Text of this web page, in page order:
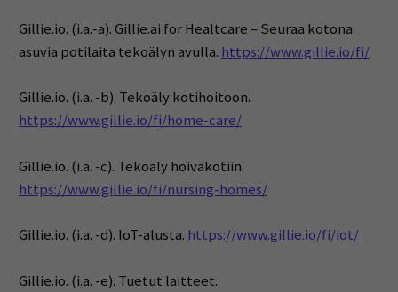
Gillie.io. (i.a.-a). Gillie.ai for Healtcare – Seuraa kotona
asuvia potilaita tekoälyn avulla. https://www.gillie.io/fi/
Gillie.io. (i.a. -b). Tekoäly kotihoitoon.
https://www.gillie.io/fi/home-care/
Gillie.io. (i.a. -c). Tekoäly hoivakotiin.
https://www.gillie.io/fi/nursing-homes/
Gillie.io. (i.a. -d). IoT-alusta. https://www.gillie.io/fi/iot/
Gillie.io. (i.a. -e). Tuetut laitteet.